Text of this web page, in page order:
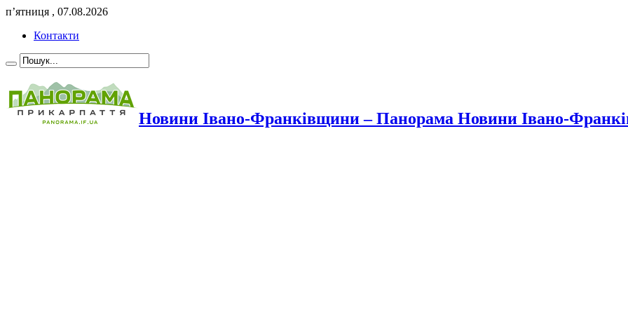
п’ятниця , 07.08.2026
Контакти
Новини Івано-Франківщини – Панорама Новини Івано-